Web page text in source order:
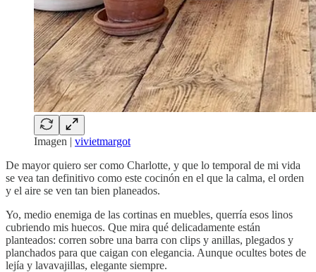
Imagen | vivietmargot
De mayor quiero ser como Charlotte, y que lo temporal de mi vida
se vea tan definitivo como este cocinón en el que la calma, el orden
y el aire se ven tan bien planeados.
Yo, medio enemiga de las cortinas en muebles, querría esos linos
cubriendo mis huecos. Que mira qué delicadamente están
planteados: corren sobre una barra con clips y anillas, plegados y
planchados para que caigan con elegancia. Aunque ocultes botes de
lejía y lavavajillas, elegante siempre.